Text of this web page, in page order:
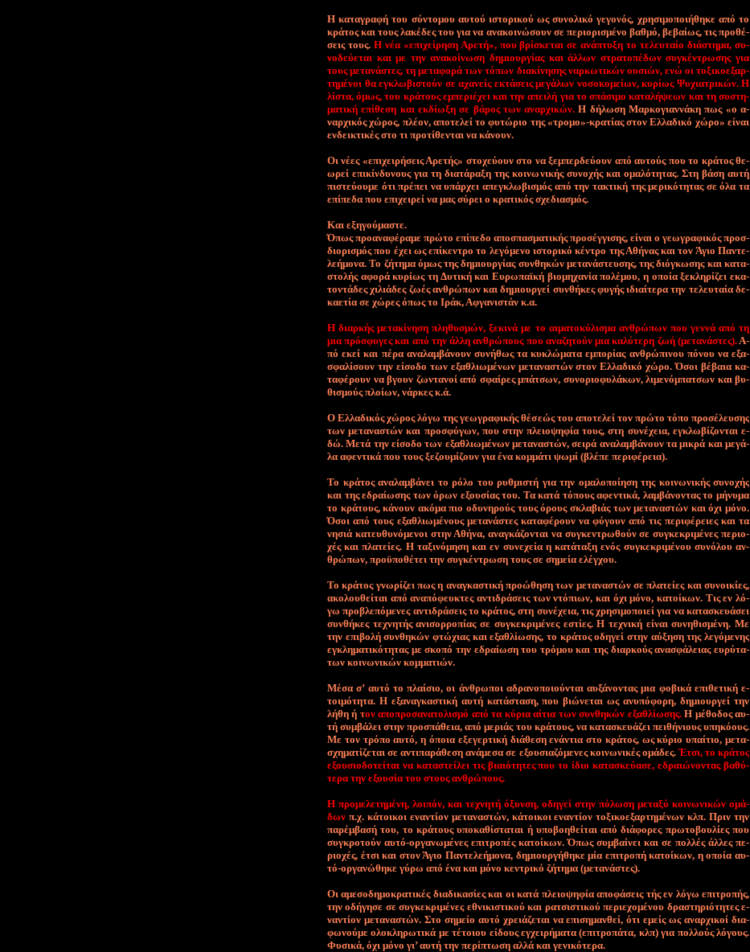
Η κα­τα­γρα­φή του σύ­ντο­μου αυ­τού ι­στο­ρι­κού ως συ­νο­λι­κό γε­γο­νός, χρη­σι­μο­ποι­ή­θη­κε α­πό το
κρά­τος και τους λα­κέ­δες του για να α­να­κοι­νώ­σουν σε πε­ριο­ρι­σμέ­νο βαθ­μό, βε­βαίως, τις προ­θέ­
σεις τους. Η νέ­α «ε­πι­χεί­ρη­ση Α­ρε­τή», που βρί­σκε­ται σε α­νά­πτυ­ξη το τε­λευ­ταί­ο διά­στη­μα, συ­
νο­δεύ­ε­ται και με την α­να­κοί­νω­ση δη­μιουρ­γί­ας και άλ­λων στρα­το­πέ­δων συ­γκέ­ντρω­σης για
τους με­τα­νά­στες, τη με­τα­φο­ρά των τό­πων δια­κί­νη­σης ναρ­κω­τι­κών ου­σιών, ε­νώ οι το­ξι­κο­ε­ξαρ­
τη­μέ­νοι θα ε­γκλω­βι­στούν σε α­χα­νείς ε­κτά­σεις με­γά­λων νο­σο­κο­μεί­ων, κυ­ρί­ως Ψυ­χια­τρι­κών. Η
λί­στα, ό­μως, του κρά­τους ε­μπε­ριέ­χει και την α­πει­λή για το σπά­σι­μο κα­τα­λή­ψε­ων και τη συ­στη­
μα­τι­κή ε­πί­θε­ση και εκ­δί­ω­ξη σε βά­ρος των α­ναρ­χι­κών. Η δή­λω­ση Μαρ­κο­γιαν­νά­κη πως «o α­
ναρ­χι­κός χώ­ρος, πλέ­ον, α­πο­τε­λεί το φυ­τώ­ριο της «τρο­μο»-κρα­τίας στον Ελ­λα­δι­κό χώ­ρο» εί­ναι
εν­δει­κτι­κές στο τι προ­τί­θε­νται να κά­νουν.
Οι νέ­ες «ε­πι­χει­ρή­σεις Α­ρε­τής» στο­χεύ­ουν στο να ξε­μπερ­δεύ­ουν α­πό αυ­τούς που το κρά­τος θε­
ω­ρεί ε­πι­κίν­δυ­νους για τη δια­τά­ρα­ξη της κοι­νω­νι­κής συ­νο­χής και ο­μα­λό­τη­τας. Στη βά­ση αυ­τή
πι­στεύ­ου­με ό­τι πρέ­πει να υ­πάρ­χει α­πε­γκλω­βι­σμός α­πό την τα­κτι­κή της με­ρι­κό­τη­τας σε ό­λα τα
ε­πί­πε­δα που ε­πι­χει­ρεί να μας σύ­ρει ο κρα­τι­κός σχε­δια­σμός.
Και ε­ξη­γού­μα­στε.
Ό­πως προ­α­να­φέ­ρα­με πρώ­το ε­πί­πε­δο αποσπασματικής προ­σέγ­γι­σης, εί­ναι ο γε­ω­γρα­φι­κός προσ­
διο­ρι­σμός που έ­χει ως ε­πί­κε­ντρο το λε­γό­με­νο ι­στο­ρι­κό κέ­ντρο της Α­θή­νας και τον Ά­γιο Πα­ντε­
λε­ή­μο­να. Το ζή­τη­μα ό­μως της δη­μιουρ­γί­ας συν­θη­κών με­τα­νά­στευ­σης, της διό­γκω­σης και κα­τα­
στο­λής α­φο­ρά κυ­ρί­ως τη Δυ­τι­κή και Ευ­ρω­πα­ϊ­κή βιο­μη­χα­νί­α πο­λέ­μου, η ο­ποί­α ξε­κλη­ρί­ζει ε­κα­
το­ντά­δες χι­λιά­δες ζω­ές αν­θρώ­πων και δη­μιουρ­γεί συν­θή­κες φυ­γής ι­διαί­τε­ρα την τε­λευ­ταί­α δε­
κα­ε­τί­α σε χώ­ρες ό­πως το Ι­ράκ, Αφ­γα­νι­στάν κ.α.
Η διαρ­κής με­τα­κί­νη­ση πλη­θυ­σμών, ξε­κι­νά με το αι­μα­το­κύ­λι­σμα αν­θρώ­πων που γεν­νά α­πό τη
μια πρό­σφυ­γες και α­πό την άλ­λη αν­θρώ­πους που α­να­ζη­τούν μια κα­λύ­τε­ρη ζω­ή (με­τα­νά­στες).Α­
πό ε­κεί και πέ­ρα α­να­λαμ­βά­νουν συ­νή­θως τα κυ­κλώ­μα­τα ε­μπο­ρί­ας αν­θρώ­πι­νου πό­νου να ε­ξα­
σφα­λί­σουν την εί­σο­δο των ε­ξα­θλιω­μέ­νων με­τα­να­στών στον Ελ­λα­δι­κό χώ­ρο. Ό­σοι βέ­βαια κα­
τα­φέ­ρουν να βγουν ζω­ντα­νοί α­πό σφαί­ρες μπά­τσων, συ­νο­ριο­φυ­λά­κων, λι­με­νό­μπα­τσων και βυ­
θι­σμούς πλοί­ων, νάρ­κες κ.ά.
Ο Ελ­λα­δι­κός χώ­ρος λό­γω της γε­ω­γρα­φι­κής θέ­σε­ώς του α­πο­τε­λεί τον πρώ­το τό­πο προ­σέ­λευ­σης
των με­τα­να­στών και προ­σφύ­γων, που στην πλειο­ψη­φί­α τους, στη συ­νέ­χεια, ε­γκλω­βί­ζο­νται ε­
δώ. Με­τά την εί­σο­δο των ε­ξα­θλιω­μέ­νων με­τα­να­στών, σει­ρά α­να­λαμ­βά­νουν τα μι­κρά και με­γά­
λα α­φε­ντι­κά που τους ξε­ζου­μί­ζουν για έ­να κομ­μά­τι ψω­μί (βλέ­πε πε­ρι­φέ­ρεια).
Το κρά­τος α­να­λαμ­βά­νει το ρό­λο του ρυθ­μι­στή για την ο­μα­λο­ποί­η­ση της κοι­νω­νι­κής συ­νο­χής
και της ε­δραί­ω­σης των ό­ρων ε­ξου­σί­ας του. Τα κα­τά τό­πους α­φε­ντι­κά, λαμ­βά­νο­ντας το μή­νυ­μα
το κρά­τους, κά­νουν α­κό­μα πιο ο­δυ­νη­ρούς τους ό­ρους σκλα­βιάς των με­τα­να­στών και ό­χι μό­νο.
Ό­σοι α­πό τους ε­ξα­θλιω­μέ­νους με­τα­νά­στες κα­τα­φέ­ρουν να φύ­γουν α­πό τις πε­ρι­φέ­ρειες και τα
νη­σιά κα­τευ­θυ­νό­με­νοι στην Α­θή­να, α­να­γκά­ζο­νται να συ­γκε­ντρω­θούν σε συ­γκε­κρι­μέ­νες πε­ριο­
χές και πλα­τεί­ες. Η τα­ξι­νό­μη­ση και εν συ­νε­χεί­α η κα­τά­τα­ξη ε­νός συ­γκε­κρι­μέ­νου συ­νό­λου αν­
θρώ­πων, προ­ϋ­πο­θέ­τει την συ­γκέ­ντρω­ση τους σε ση­μεί­α ε­λέγ­χου.
Το κρά­τος γνω­ρί­ζει πως η α­να­γκα­στι­κή προ­ώ­θη­ση των με­τα­να­στών σε πλα­τεί­ες και συ­νοι­κί­ες,
α­κο­λου­θεί­ται α­πό α­να­πό­φευ­κτες α­ντι­δρά­σεις των ντό­πιων, και ό­χι μό­νο, κα­τοί­κων. Τις εν λό­
γω προ­βλε­πό­με­νες α­ντι­δρά­σεις το κρά­τος, στη συ­νέ­χεια, τις χρη­σι­μο­ποιεί για να κα­τα­σκευά­σει
συν­θή­κες τε­χνη­τής α­νι­σορ­ρο­πί­ας σε συ­γκε­κρι­μέ­νες ε­στί­ες. Η τε­χνι­κή εί­ναι συ­νη­θι­σμέ­νη. Με
την ε­πι­βο­λή συν­θη­κών φτώ­χιας και ε­ξα­θλί­ω­σης, το κρά­τος ο­δη­γεί στην αύ­ξη­ση της λε­γό­με­νης
ε­γκλη­μα­τι­κό­τη­τας με σκο­πό την ε­δραί­ω­ση του τρό­μου και της διαρ­κούς α­να­σφά­λειας ευ­ρύ­τα­
των κοι­νω­νι­κών κομ­μα­τιών.
Μέ­σα σ’ αυ­τό το πλαί­σιο, οι άν­θρω­ποι α­δρα­νο­ποιού­νται αυ­ξά­νο­ντας μια φο­βι­κά ε­πι­θε­τι­κή ε­
τοι­μό­τη­τα. Η ε­ξα­να­γκα­στι­κή αυ­τή κα­τά­στα­ση, που βιώ­νε­ται ως α­νυ­πό­φο­ρη, δη­μιουρ­γεί την
λή­θη ή τον α­πο­προ­σα­να­το­λι­σμό α­πό τα κύ­ρια αί­τια των συν­θη­κών ε­ξα­θλί­ω­σης.Η μέ­θο­δος αυ­
τή συμ­βά­λει στην προ­σπά­θεια, α­πό με­ριάς του κρά­τους, να κα­τα­σκευά­ζει πει­θή­νιους υ­πη­κό­ους.
Με τον τρό­πο αυ­τό, η ό­ποια ε­ξε­γερ­τι­κή διά­θε­ση ε­νά­ντια στο κρά­τος, ως κύ­ριο υ­παί­τιο, με­τα­
σχη­μα­τί­ζε­ται σε α­ντι­πα­ρά­θε­ση α­νά­με­σα σε ε­ξου­σια­ζό­με­νες κοι­νω­νι­κές ο­μά­δες. Έ­τσι, το κρά­τος
ε­ξου­σιο­δο­τεί­ται να κα­τα­στεί­λει τις βιαιό­τη­τες που το ί­διο κα­τα­σκεύ­α­σε, ε­δραιώ­νο­ντας βα­θύ­
τε­ρα την ε­ξου­σί­α του στους αν­θρώ­πους.
Η προ­με­λε­τη­μέ­νη, λοι­πόν, και τε­χνη­τή ό­ξυν­ση, ο­δη­γεί στην πό­λω­ση με­τα­ξύ κοι­νω­νι­κών ο­μά­
δων π.χ. κά­τοι­κοι ε­να­ντί­ον με­τα­να­στών, κά­τοι­κοι ε­να­ντί­ον το­ξι­κο­ε­ξαρ­τη­μέ­νων κλπ. Πριν την
πα­ρέμ­βα­σή του, το κρά­τους υ­πο­κα­θί­στα­ται ή υ­πο­βο­η­θεί­ται α­πό διά­φο­ρες πρω­το­βου­λί­ες που
συ­γκρο­τούν αυ­τό-ορ­γα­νω­μέ­νες ε­πι­τρο­πές κα­τοί­κων. Ό­πως συμ­βαί­νει και σε πολ­λές άλ­λες πε­
ριο­χές, έ­τσι και στον Ά­γιο Πα­ντε­λε­ή­μο­να, δη­μιουρ­γή­θη­κε μί­α ε­πι­τρο­πή κα­τοί­κων, η ο­ποί­α αυ­
τό-ορ­γα­νώ­θη­κε γύ­ρω α­πό έ­να και μό­νο κε­ντρι­κό ζή­τη­μα (με­τα­νά­στες).
Οι α­με­σο­δη­μο­κρα­τι­κές δια­δι­κα­σί­ες και οι κα­τά πλειο­ψη­φί­α α­πο­φά­σεις τής εν λό­γω ε­πι­τρο­πής,
την ο­δή­γη­σε σε συ­γκε­κρι­μέ­νες ε­θνι­κι­στι­κού και ρα­τσι­στι­κού πε­ριε­χο­μέ­νου δρα­στη­ριό­τη­τες ε­
να­ντί­ον με­τα­να­στών. Στο ση­μεί­ο αυ­τό χρειά­ζε­ται να ε­πι­ση­μαν­θεί, ό­τι ε­μείς ως α­ναρ­χι­κοί δια­
φω­νού­με ο­λο­κλη­ρω­τι­κά με τέ­τοιου εί­δους εγ­χει­ρή­μα­τα (ε­πι­τρο­πά­τα, κλπ) για πολ­λούς λό­γους.
Φυ­σι­κά, ό­χι μό­νο γι’ αυ­τή την πε­ρί­πτω­ση αλ­λά και γε­νι­κό­τε­ρα.